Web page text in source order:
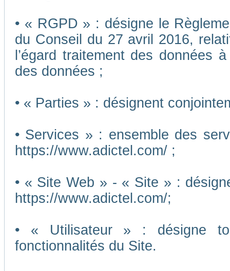
• « RGPD » : désigne le
du Conseil du 27 avril 2016,
l’égard traitement des données
des données ;
• « Parties » : désignent
• Services » : ensemble des
https://www.adictel.com/ ;
• « Site Web » - « Site » :
https://www.adictel.com/;
• « Utilisateur » : désigne
fonctionnalités du Site.